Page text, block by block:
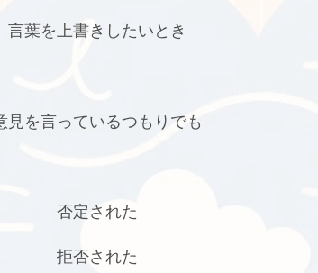
言葉を上書きしたいとき
見を言っているつもりでも
否定された
拒否された